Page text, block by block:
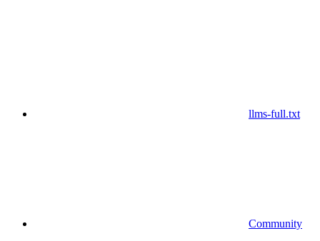
llms-full.txt
Community